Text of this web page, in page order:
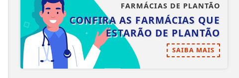
FARMÁCIAS DE PLANTÃO
CONFIRA AS FARMÁCIAS QUE
ESTARÃO DE PLANTÃO
SAIBA MAIS